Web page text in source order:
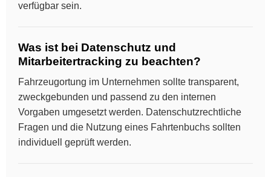
verfügbar sein.
Was ist bei Datenschutz und
Mitarbeitertracking zu beachten?
Fahrzeugortung im Unternehmen sollte transparent,
zweckgebunden und passend zu den internen
Vorgaben umgesetzt werden. Datenschutzrechtliche
Fragen und die Nutzung eines Fahrtenbuchs sollten
individuell geprüft werden.